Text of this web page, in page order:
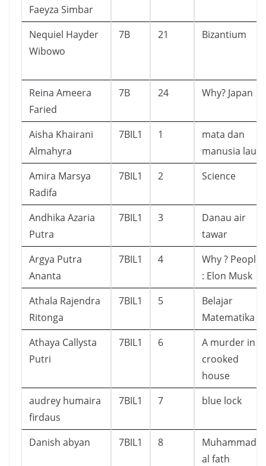
Faeyza Simbar
Nequiel Hayder
Wibowo
7B 21 Bizantium
Reina Ameera
Faried
7B 24 Why? Japan
Aisha Khairani
Almahyra
7BIL1 1
mata dan
manusia laut
Amira Marsya
Radifa
7BIL1 2 Science
Andhika Azaria
Putra
7BIL1 3
Danau air
tawar
Argya Putra
Ananta
7BIL1 4
Why ? People
: Elon Musk
Athala Rajendra
Ritonga
7BIL1 5
Belajar
Matematika
Athaya Callysta
Putri
7BIL1 6
A murder in a
crooked
house
audrey humaira
firdaus
7BIL1 7 blue lock
Danish abyan 7BIL1 8
Muhammad
al fath